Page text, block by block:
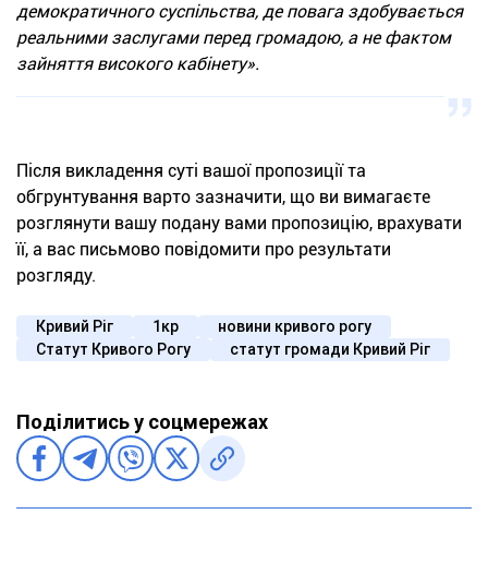
демократичного суспільства, де повага здобувається
реальними заслугами перед громадою, а не фактом
зайняття високого кабінету».
Після викладення суті вашої пропозиції та
обгрунтування варто зазначити, що ви вимагаєте
розглянути вашу подану вами пропозицію, врахувати
її, а вас письмово повідомити про результати
розгляду.
Кривий Ріг 1кр
новини кривого рогу
Статут Кривого Рогу
статут громади Кривий Ріг
Поділитись у соцмережах